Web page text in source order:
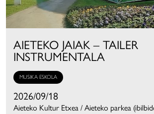
AIETEKO JAIAK – TAILER
INSTRUMENTALA
MUSIKA ESKOLA
2026/09/18
Aieteko Kultur Etxea / Aieteko parkea